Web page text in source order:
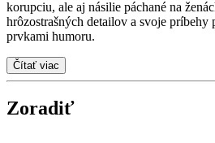
korupciu, ale aj násilie páchané na
hrôzostrašných detailov a svoje príbehy
prvkami humoru.
Čítať viac
Zoradiť